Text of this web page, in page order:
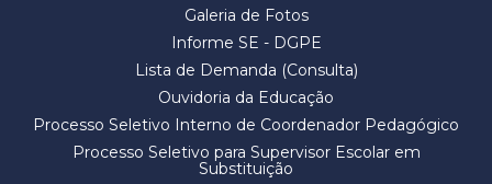
Galeria de Fotos
Informe SE - DGPE
Lista de Demanda (Consulta)
Ouvidoria da Educação
Processo Seletivo Interno de Coordenador Pedagógico
Processo Seletivo para Supervisor Escolar em
Substituição